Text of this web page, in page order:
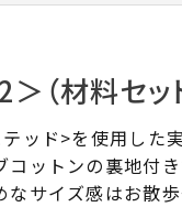
（材料セッ
ッド>を使用した
コットンの裏地付
なサイズ感はお散